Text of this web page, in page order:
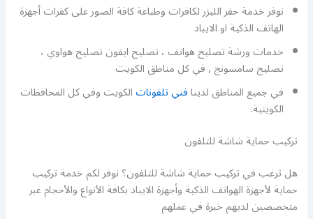
نوفر خدمة حفر الليزر لكافرات وطباعة كافة الصور على كفرات أجهزة
الهاتف الذكية او الايباد
خدمات ورشة تصليح هواتف ، تصليح ايفون تصليح هواوي ،
تصليح سامسونج , في كل مناطق الكويت
في جميع المناطق لدينافني تلفوناتالكويت وفي كل المحافظات
الكويتية.
تركيب حماية شاشة للتلفون
هل ترغب في تركيب حماية شاشة للتلفون؟ نوفر لكم خدمة تركيب
حماية لأجهزة الهواتف الذكية وأجهزة الايباد بكافة الأنواع والأحجام عبر
متخصصين لديهم خبرة في عملهم